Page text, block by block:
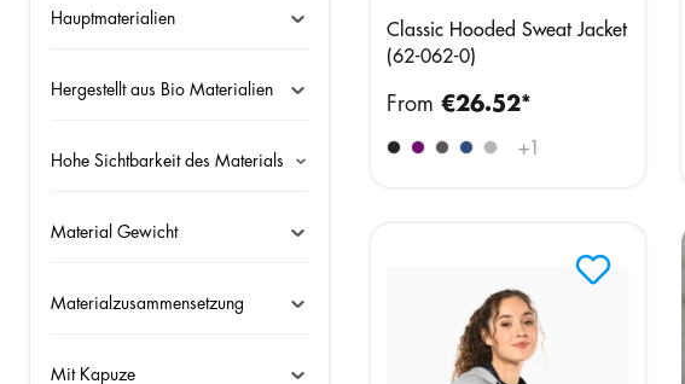
Hauptmaterialien
Hergestellt aus Bio Materialien
Hohe Sichtbarkeit des Materials
Material Gewicht
Materialzusammensetzung
Mit Kapuze
Classic Hooded Sweat Jacket
(62-062-0)
+1
From €26.52*